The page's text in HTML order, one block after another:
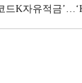
차차차적금’ 8% 이자 [이주